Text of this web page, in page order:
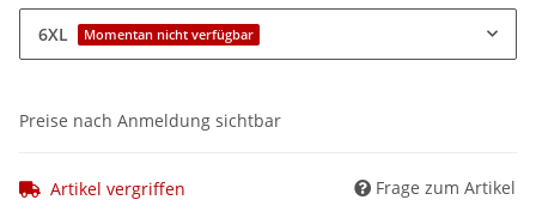
6XL Momentan nicht verfügbar
Preise nach Anmeldung sichtbar
Artikel vergriffen Frage zum Artikel